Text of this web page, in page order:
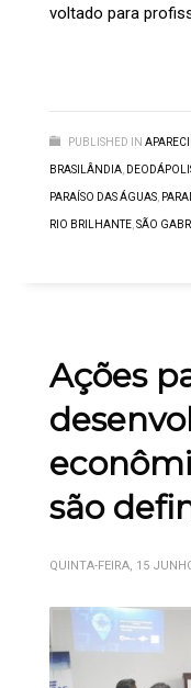
voltado para
PUBLISHED IN
BRASILÂNDIA,
PARAÍSO DAS ÁGUAS,
RIO BRILHANTE,SÃO
Ações
são
QUINTA-FEIRA, 15